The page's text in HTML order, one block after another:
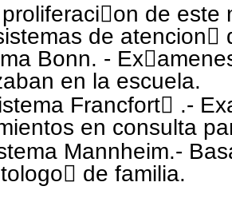
de este
de atencion￿
Bonn. -
en la escuela.
Francfort￿ .-
en consulta
Mannheim.-
de familia.